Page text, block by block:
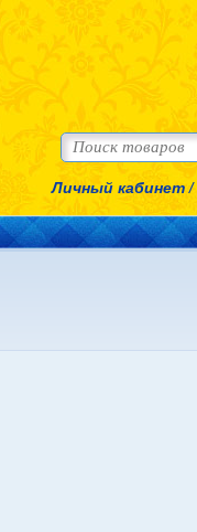
Личный кабинет/